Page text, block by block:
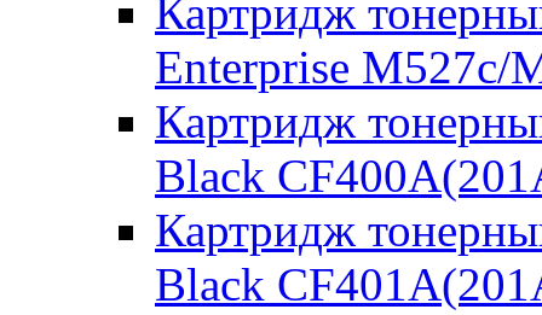
Картридж
Enterprise M527c/
Картридж
Black
Картридж
Black